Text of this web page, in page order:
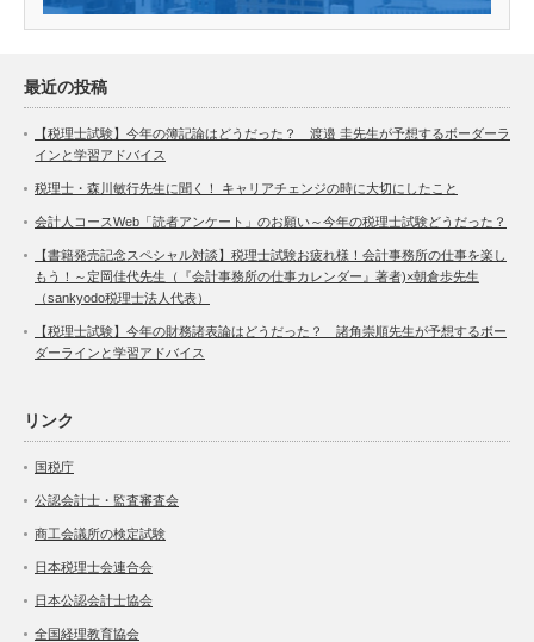
最近の投稿
【税理士試験】今年の簿記論はどうだった？ 渡邉 圭先生が予想するボーダーラ
インと学習アドバイス
税理士・森川敏行先生に聞く！ キャリアチェンジの時に大切にしたこと
会計人コースWeb「読者アンケート」のお願い～今年の税理士試験どうだった？
【書籍発売記念スペシャル対談】税理士試験お疲れ様！会計事務所の仕事を楽し
もう！～定岡佳代先生（『会計事務所の仕事カレンダー』著者)×朝倉歩先生
（sankyodo税理士法人代表）
【税理士試験】今年の財務諸表論はどうだった？ 諸角崇順先生が予想するボー
ダーラインと学習アドバイス
リンク
国税庁
公認会計士・監査審査会
商工会議所の検定試験
日本税理士会連合会
日本公認会計士協会
全国経理教育協会